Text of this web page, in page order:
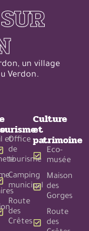
un village
Verdon.
etOffice
de
tourisme
Camping
municipal
Route
des
Crêtes
Culture
et
patrimoine
Eco-
musée
Maison
des
Gorges
Route
des